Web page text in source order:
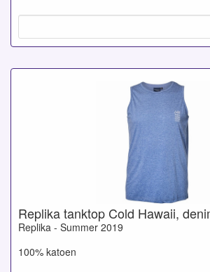
Replika tanktop Cold Hawaii,
Replika - Summer 2019
100% katoen